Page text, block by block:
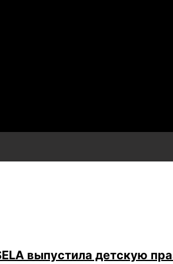
выпустила детскую